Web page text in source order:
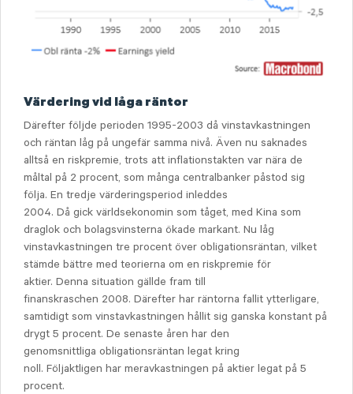
Värdering vid låga räntor
Därefter följde perioden 1995-2003 då vinstavkastningen
och räntan låg på ungefär samma nivå. Även nu saknades
alltså en riskpremie, trots att inflationstakten var nära de
måltal på 2 procent, som många centralbanker påstod sig
följa. En tredje värderingsperiod inleddes
2004. Då gick världsekonomin som tåget, med Kina som
draglok och bolagsvinsterna ökade markant. Nu låg
vinstavkastningen tre procent över obligationsräntan, vilket
stämde bättre med teorierna om en riskpremie för
aktier. Denna situation gällde fram till
finanskraschen 2008. Därefter har räntorna fallit ytterligare,
samtidigt som vinstavkastningen hållit sig ganska konstant på
drygt 5 procent. De senaste åren har den
genomsnittliga obligationsräntan legat kring
noll. Följaktligen har meravkastningen på aktier legat på 5
procent.